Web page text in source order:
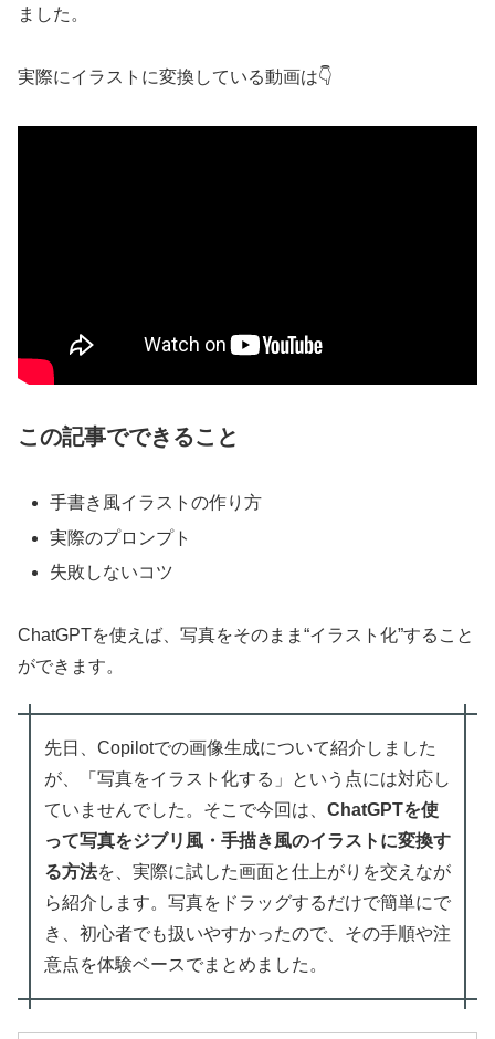
ました。
実際にイラストに変換している動画は👇
この記事でできること
手書き風イラストの作り方
実際のプロンプト
失敗しないコツ
ChatGPTを使えば、写真をそのまま“イラスト化”すること
ができます。
先日、Copilotでの画像生成について紹介しました
が、「写真をイラスト化する」という点には対応し
ていませんでした。そこで今回は、 ChatGPTを使
って写真をジブリ風・手描き風のイラストに変換す
る方法を、実際に試した画面と仕上がりを交えなが
ら紹介します。写真をドラッグするだけで簡単にで
き、初心者でも扱いやすかったので、その手順や注
意点を体験ベースでまとめました。